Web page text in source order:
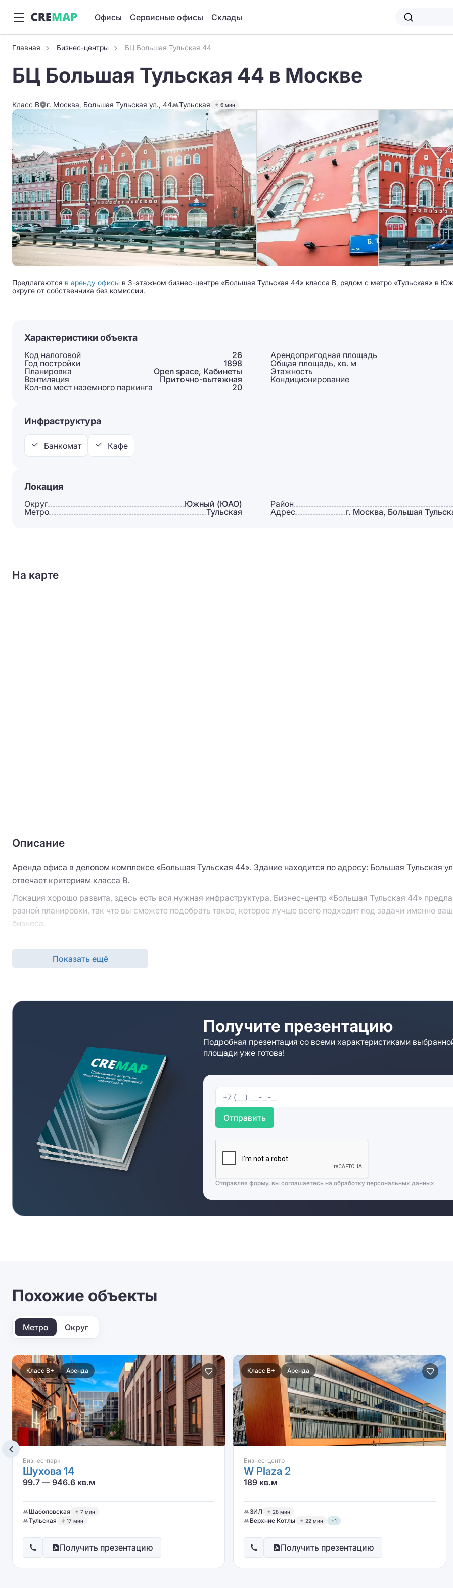
Офисы Сервисные офисы Склады
Главная Бизнес-центры БЦ Большая Тульская 44
БЦ Большая Тульская 44 в Москве
Класс B г. Москва, Большая Тульская ул., 44 Тульская 6 мин
Предлагаются в аренду офисы в 3-этажном бизнес-центре «Большая Тульская 44» класса B, рядом с метро «Тульская» в
округе от собственника без комиссии.
Характеристики объекта
Код налоговой 26 Арендопригодная площадь
Год постройки
1898 Общая площадь, кв. м
Планировка
Open space, Кабинеты Этажность
Вентиляция
Приточно-вытяжная Кондиционирование
Кол-во мест наземного паркинга
20
Инфраструктура
Банкомат Кафе
Локация
Округ Южный (ЮАО) Район
Метро
Тульская Адрес г. Москва, Большая
На карте
Описание
Аренда офиса в деловом комплексе «Большая Тульская 44». Здание находится по адресу: Большая Тульская
отвечает критериям класса B.
Локация хорошо развита, здесь есть вся нужная инфраструктура. Бизнес-центр «Большая Тульская 44»
разной планировки, так что вы сможете подобрать такое, которое лучше всего подходит под задачи именно
бизнеса.
клиентам будет комфортно добираться сюда из разных точек города. Состав арендаторов делового комплекса
вашей компании комфортное соседство.
организуют просмотр офиса и предложат альтернативу, если необходимо.
Показать ещё
Получите презентацию
Подробная презентация со всеми характеристиками
площади уже готова!
Отправить
Отправляя форму, вы соглашаетесь на обработку персональных данных
Похожие объекты
Метро Округ
Класс B+ Аренда
Бизнес-парк
Шухова 14
99.7 — 946.6 кв.м
Шаболовская 7 мин
Тульская 17 мин
Получить презентацию
Класс B+ Аренда
Бизнес-центр
W Plaza 2
189 кв.м
ЗИЛ 28 мин
Верхние Котлы 22 мин +1
Получить презентацию